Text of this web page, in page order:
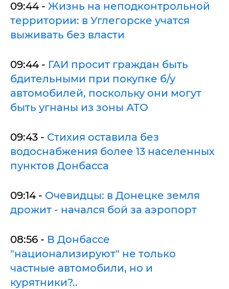
09:44 - Жизнь на неподконтрольной
территории: в Углегорске учатся
выживать без власти
09:44 - ГАИ просит граждан быть
бдительными при покупке б/у
автомобилей, поскольку они могут
быть угнаны из зоны АТО
09:43 - Стихия оставила без
водоснабжения более 13 населенных
пунктов Донбасса
09:14 - Очевидцы: в Донецке земля
дрожит - начался бой за аэропорт
08:56 - В Донбассе
"национализируют" не только
частные автомобили, но и
курятники?..